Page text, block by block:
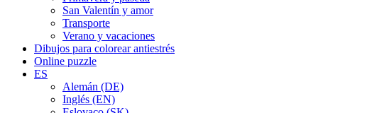
San Valentín y amor
Transporte
Verano y vacaciones
Dibujos para colorear antiestrés
Online puzzle
ES
Alemán (DE)
Inglés (EN)